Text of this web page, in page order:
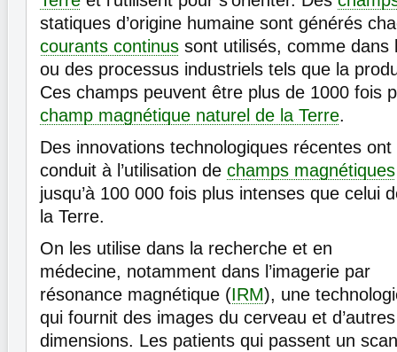
statiques d’origine humaine sont générés
courants continus sont utilisés, comme dans
ou des processus industriels tels que la
Ces champs peuvent être plus de 1000 fois
champ magnétique naturel de la Terre.
Des innovations technologiques récentes ont
conduit à l’utilisation de champs magnétiques
jusqu’à 100 000 fois plus intenses que celui
la Terre.
On les utilise dans la recherche et en
médecine, notamment dans l’imagerie par
résonance magnétique (IRM), une
qui fournit des images du cerveau et
dimensions. Les patients qui passent un